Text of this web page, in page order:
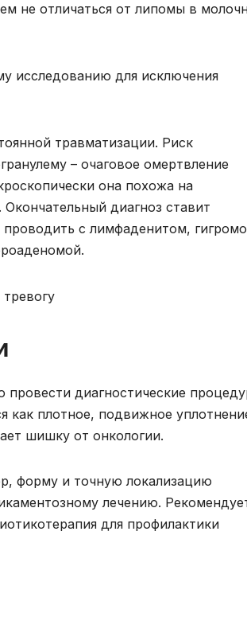
не отличаться от липомы в
исследованию для исключения
травматизации. Риск
– очаговое омертвление
она похожа на
диагноз ставит
с лимфаденитом,
провести диагностические
как плотное, подвижное
шишку от онкологии.
форму и точную локализацию
лечению.
для профилактики